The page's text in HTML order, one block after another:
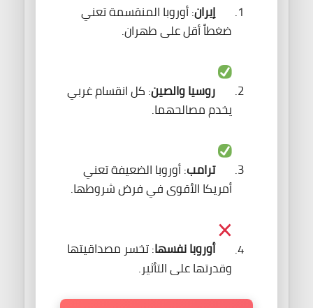
إيران: أوروبا المنقسمة تعني
ضغطاً أقل على طهران.
روسيا والصين: كل انقسام غربي
يخدم مصالحهما.
ترامب: أوروبا الضعيفة تعني
أمريكا الأقوى في فرض شروطها.
أوروبا نفسها: تخسر مصداقيتها
وقدرتها على التأثير.